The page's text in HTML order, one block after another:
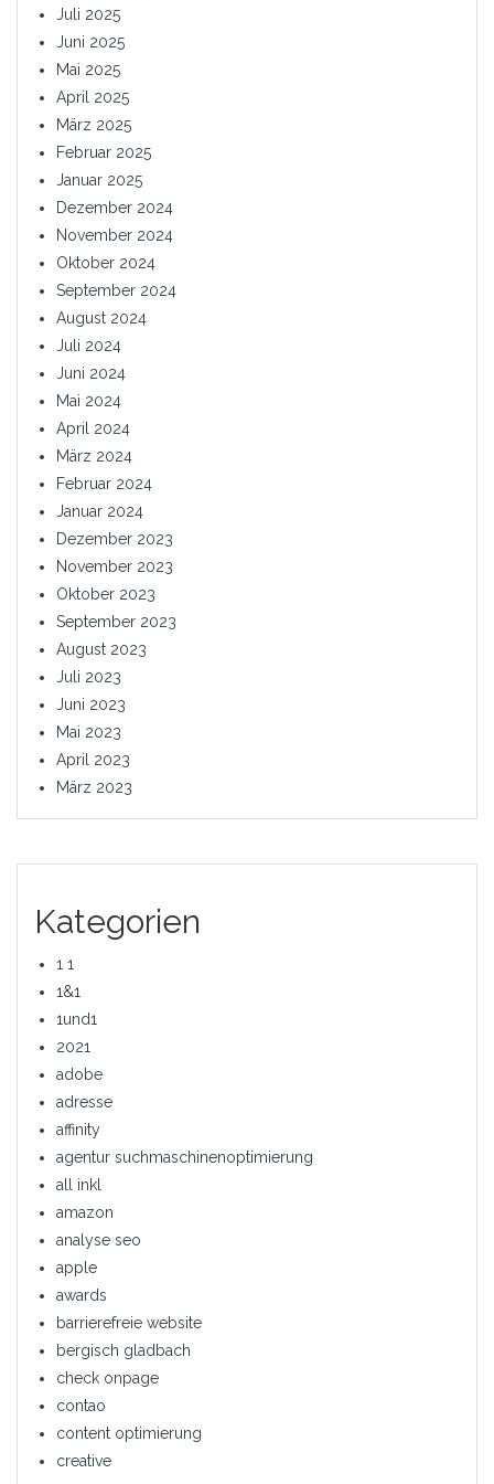
Juli 2025
Juni 2025
Mai 2025
April 2025
März 2025
Februar 2025
Januar 2025
Dezember 2024
November 2024
Oktober 2024
September 2024
August 2024
Juli 2024
Juni 2024
Mai 2024
April 2024
März 2024
Februar 2024
Januar 2024
Dezember 2023
November 2023
Oktober 2023
September 2023
August 2023
Juli 2023
Juni 2023
Mai 2023
April 2023
März 2023
Kategorien
1 1
1&1
1und1
2021
adobe
adresse
affinity
agentur suchmaschinenoptimierung
all inkl
amazon
analyse seo
apple
awards
barrierefreie website
bergisch gladbach
check onpage
contao
content optimierung
creative